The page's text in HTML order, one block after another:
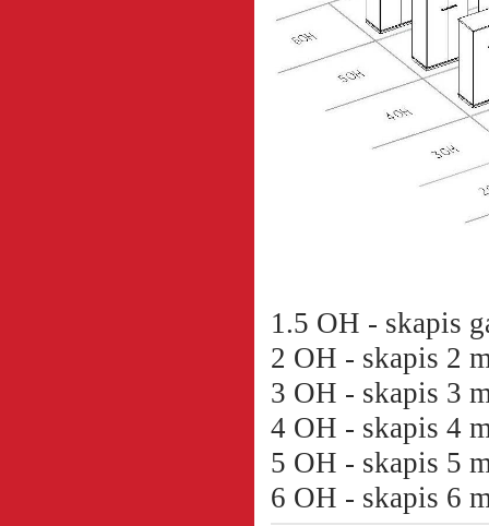
1.5 OH - skapis
2 OH - skapis 2
3 OH - skapis 3
4 OH - skapis 4
5 OH - skapis 5
6 OH - skapis 6